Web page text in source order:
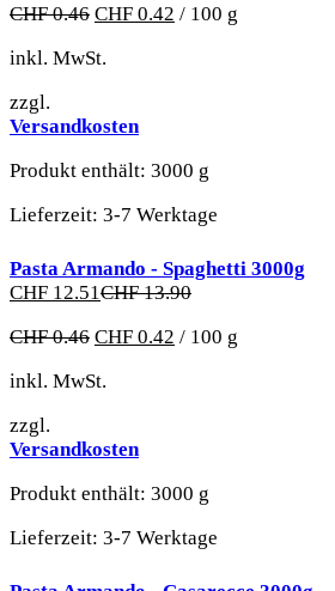
CHF0.46 CHF 0.42 / 100 g
inkl. MwSt.
zzgl.
Versandkosten
Produkt enthält: 3000 g
Lieferzeit: 3-7 Werktage
Pasta Armando - Spaghetti 3000g
CHF 12.51CHF13.90
CHF0.46 CHF 0.42 / 100 g
inkl. MwSt.
zzgl.
Versandkosten
Produkt enthält: 3000 g
Lieferzeit: 3-7 Werktage